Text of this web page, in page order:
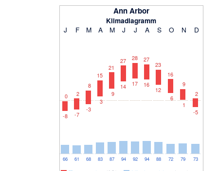
Ann Arbor
Klimadiagramm
J F M A M J J A S O N D
66
0
-8
61
2
-7
68
8
-3
83
15
3
87
21
9
94
27
14
92
28
17
94
27
16
88
23
12
72
16
6
79
9
1
73
2
-5